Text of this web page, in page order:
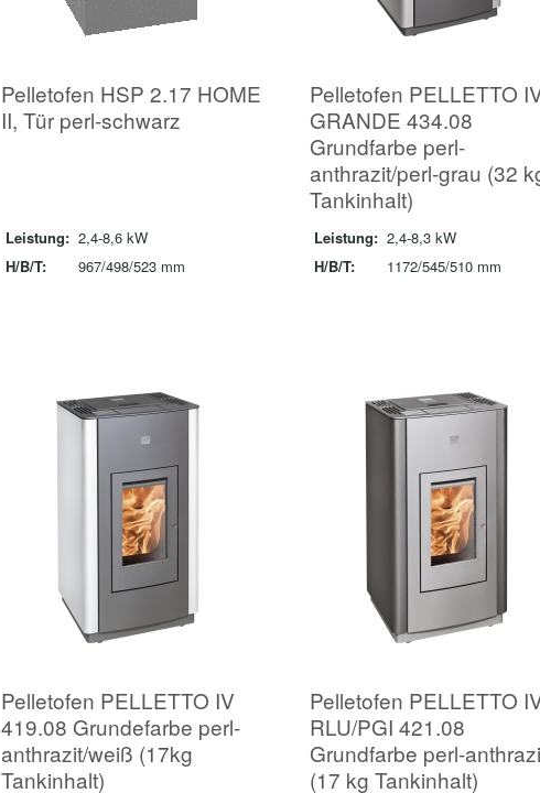
Pelletofen HSP 2.17 HOME
II, Tür perl-schwarz
Leistung: 2,4-8,6 kW
H/B/T:
967/498/523 mm
Pelletofen PELLETTO
GRANDE 434.08
Grundfarbe perl-
anthrazit/perl-grau (32
Tankinhalt)
Leistung: 2,4-8,3 kW
H/B/T:
1172/545/510 mm
Pelletofen PELLETTO IV
419.08 Grundefarbe perl-
anthrazit/weiß (17kg
Tankinhalt)
Pelletofen PELLETTO
RLU/PGI 421.08
Grundfarbe perl-
(17 kg Tankinhalt)